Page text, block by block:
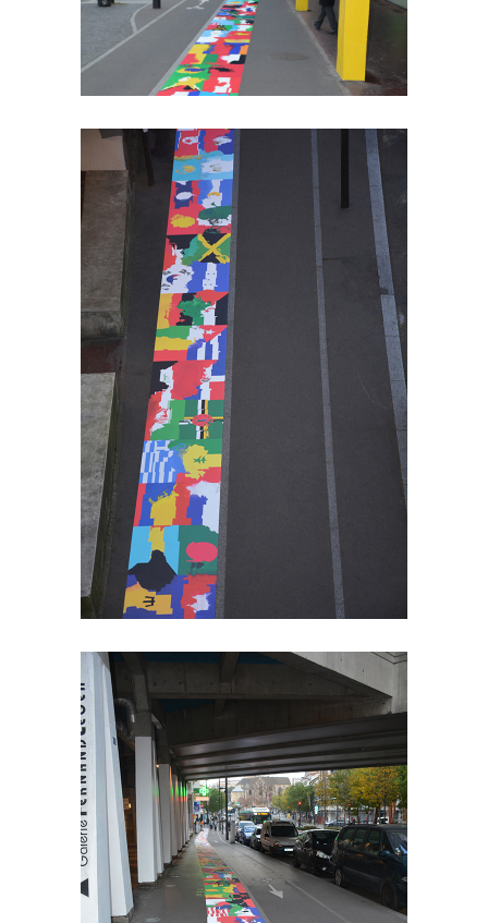
Avenue Georges Gosnat /
Ivry sur Monde / 2
Avenue Georges Gosnat /
Ivry sur Monde / 3